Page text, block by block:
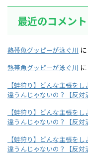
最近のコメント
熱帯魚グッピーが泳ぐ川 に
熱帯魚グッピーが泳ぐ川 に
【蛙狩り】どんな主張を
違うんじゃないの？【反対
【蛙狩り】どんな主張を
違うんじゃないの？【反対
【蛙狩り】どんな主張を
違うんじゃないの？【反対